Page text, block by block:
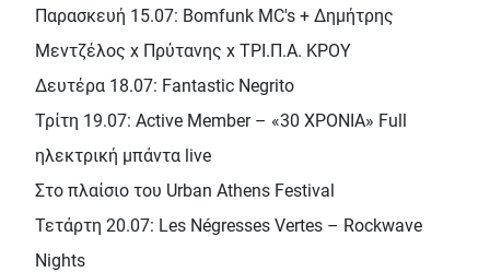
Παρασκευή 15.07: Bomfunk MC's + Δημήτρης
Μεντζέλος x Πρύτανης x ΤΡΙ.Π.Α. ΚΡΟΥ
Δευτέρα 18.07: Fantastic Negrito
Τρίτη 19.07: Active Member – «30 ΧΡΟΝΙΑ» Full
ηλεκτρική μπάντα live
Στο πλαίσιο του Urban Athens Festival
Τετάρτη 20.07: Les Négresses Vertes – Rockwave
Nights